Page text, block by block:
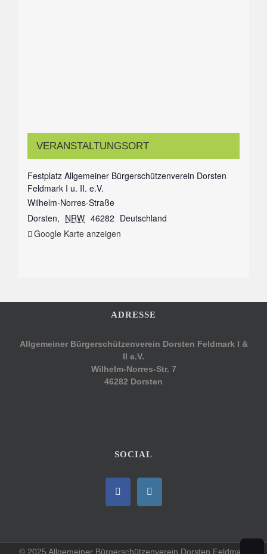
VERANSTALTUNGSORT
Festplatz Allgemeiner Bürgerschützenverein Dorsten
Feldmark I u. II. e.V.
Wilhelm-Norres-Straße
Dorsten, NRW 46282 Deutschland
Google Karte anzeigen
ADRESSE
Allgemeiner Bürgerschützenverein Dorsten Feldmark I &
II e.V.
Wilhelm-Norres-Str. 7
46282 Dorsten
SOCIAL
© 2025 Allgemeiner Bürgerschützenverein Dorsten Feldmark